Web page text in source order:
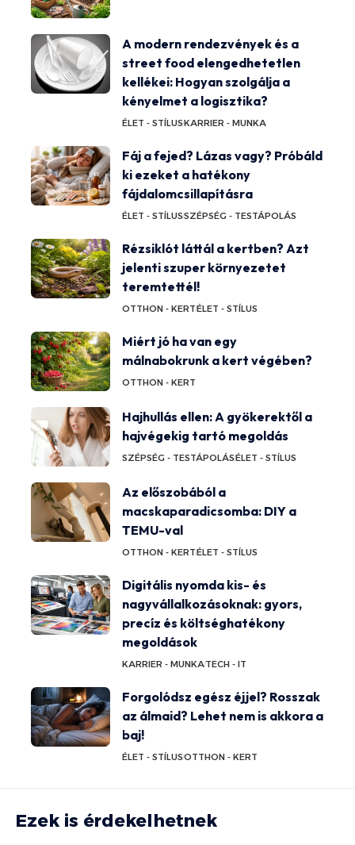
A modern rendezvények és a
street food elengedhetetlen
kellékei: Hogyan szolgálja a
kényelmet a logisztika?
ÉLET - STÍLUSKARRIER - MUNKA
Fáj a fejed? Lázas vagy? Próbáld
ki ezeket a hatékony
fájdalomcsillapításra
ÉLET - STÍLUSSZÉPSÉG - TESTÁPOLÁS
Rézsiklót láttál a kertben? Azt
jelenti szuper környezetet
teremtettél!
OTTHON - KERTÉLET - STÍLUS
Miért jó ha van egy
málnabokrunk a kert végében?
OTTHON - KERT
Hajhullás ellen: A gyökerektől a
hajvégekig tartó megoldás
SZÉPSÉG - TESTÁPOLÁSÉLET - STÍLUS
Az előszobából a
macskaparadicsomba: DIY a
TEMU-val
OTTHON - KERTÉLET - STÍLUS
Digitális nyomda kis- és
nagyvállalkozásoknak: gyors,
precíz és költséghatékony
megoldások
KARRIER - MUNKATECH - IT
Forgolódsz egész éjjel? Rosszak
az álmaid? Lehet nem is akkora a
baj!
ÉLET - STÍLUSOTTHON - KERT
Ezek is érdekelhetnek